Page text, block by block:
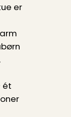
er
ét